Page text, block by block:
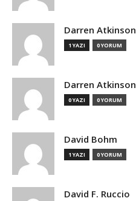
Darren Atkinson
1 YAZI 0 YORUM
Darren Atkinson
0 YAZI 0 YORUM
David Bohm
1 YAZI 0 YORUM
David F. Ruccio